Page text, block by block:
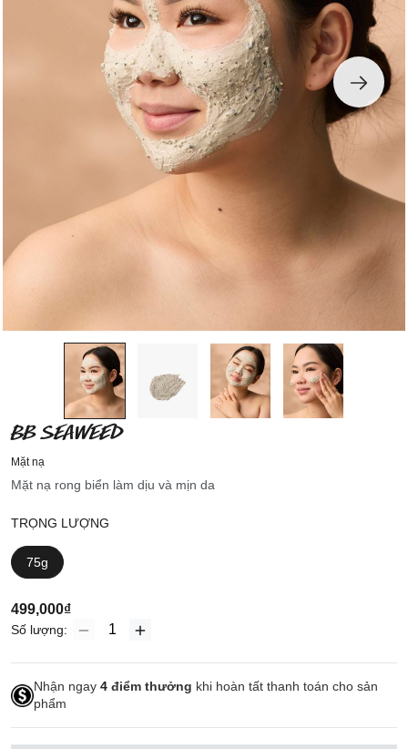
BB SEAWEED
Mặt nạ
Mặt nạ rong biển làm dịu và mịn da
TRỌNG LƯỢNG
75g
499,000₫
Số lượng:
Nhận ngay 4 điểm thưởng khi hoàn tất thanh toán cho sản
phẩm